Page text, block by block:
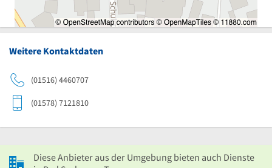
Weitere Kontaktdaten
(01516) 4460707
(01578) 7121810
Diese Anbieter aus der Umgebung bieten auch Dienste